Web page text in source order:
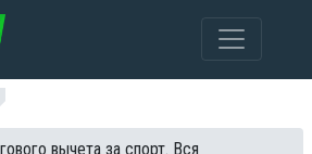
вычета за спорт. Вся